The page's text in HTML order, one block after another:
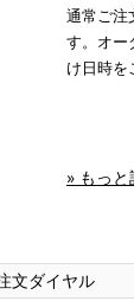
通常ご注
す。オー
け日時を
» もっと
文ダイヤル